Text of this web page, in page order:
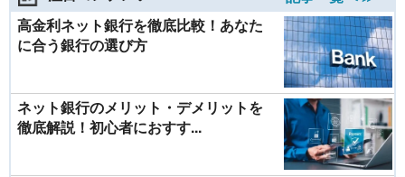
高金利ネット銀行を徹底比較！あなた
に合う銀行の選び方
ネット銀行のメリット・デメリットを
徹底解説！初心者におすす...